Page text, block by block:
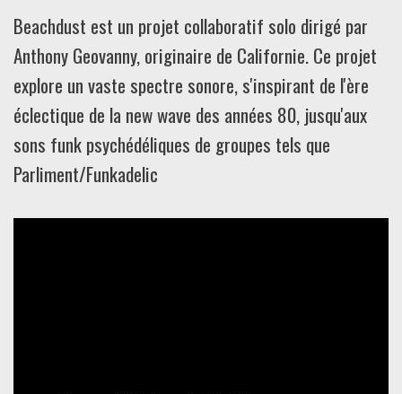
Beachdust est un projet collaboratif solo dirigé par
Anthony Geovanny, originaire de Californie. Ce projet
explore un vaste spectre sonore, s'inspirant de l'ère
éclectique de la new wave des années 80, jusqu'aux
sons funk psychédéliques de groupes tels que
Parliment/Funkadelic